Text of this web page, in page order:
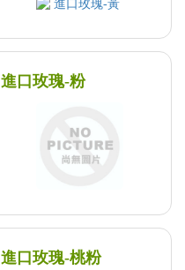
進口玫瑰-粉
進口玫瑰-桃粉